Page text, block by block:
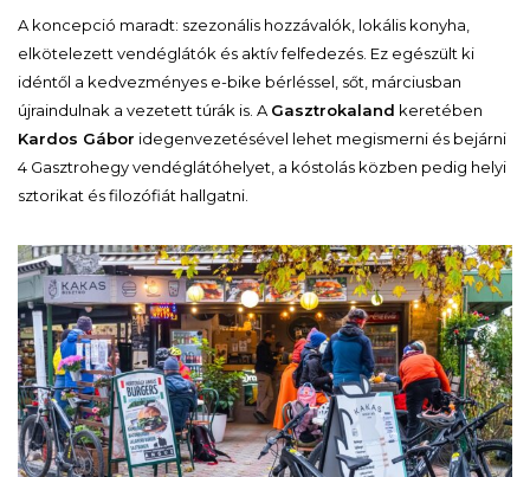
A koncepció maradt: szezonális hozzávalók, lokális konyha,
elkötelezett vendéglátók és aktív felfedezés. Ez egészült ki
idéntől a kedvezményes e-bike bérléssel, sőt, márciusban
újraindulnak a vezetett túrák is. A Gasztrokaland keretében
Kardos Gábor idegenvezetésével lehet megismerni és bejárni
4 Gasztrohegy vendéglátóhelyet, a kóstolás közben pedig helyi
sztorikat és filozófiát hallgatni.